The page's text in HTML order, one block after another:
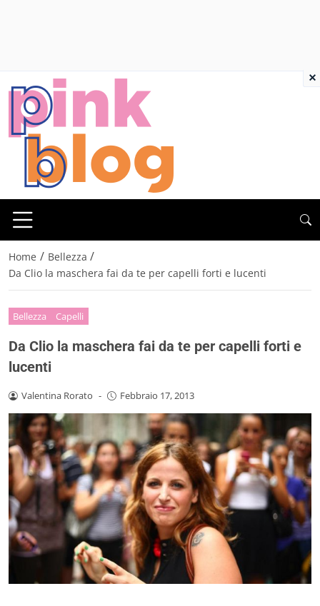
Home / Bellezza /
Da Clio la maschera fai da te per capelli forti e lucenti
Bellezza Capelli
Da Clio la maschera fai da te per capelli forti e
lucenti
Valentina Rorato - Febbraio 17, 2013
×